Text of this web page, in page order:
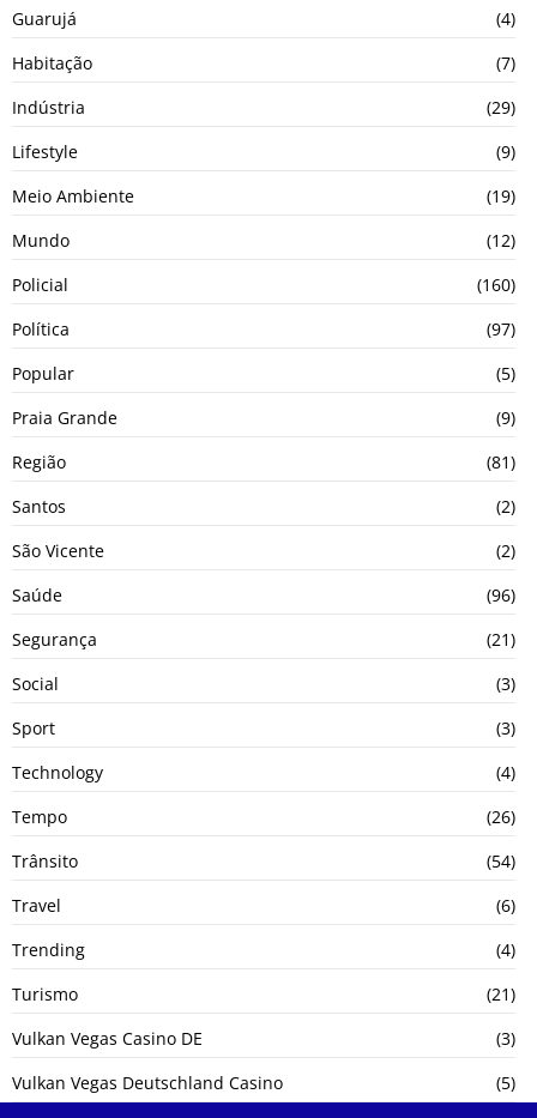
Guarujá
(4)
Habitação
(7)
Indústria
(29)
Lifestyle
(9)
Meio Ambiente
(19)
Mundo
(12)
Policial
(160)
Política
(97)
Popular
(5)
Praia Grande
(9)
Região
(81)
Santos
(2)
São Vicente
(2)
Saúde
(96)
Segurança
(21)
Social
(3)
Sport
(3)
Technology
(4)
Tempo
(26)
Trânsito
(54)
Travel
(6)
Trending
(4)
Turismo
(21)
Vulkan Vegas Casino DE
(3)
Vulkan Vegas Deutschland Casino
(5)